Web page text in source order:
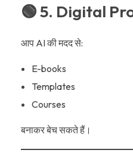
🟢 5. Digital
आप AI की मदद से:
E-books
Templates
Courses
बनाकर बेच सकते हैं।